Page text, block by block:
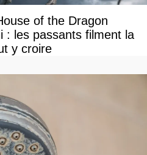
of the Dragon
: les passants filment la
y croire